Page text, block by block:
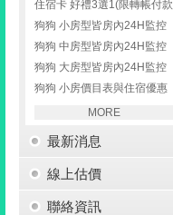
住宿卡 好禮3選1(限轉帳付款
狗狗 小房型皆房內24H監控
狗狗 中房型皆房內24H監控
狗狗 大房型皆房內24H監控
狗狗 小房價目表與住宿優惠
MORE
最新消息
線上估價
聯絡資訊